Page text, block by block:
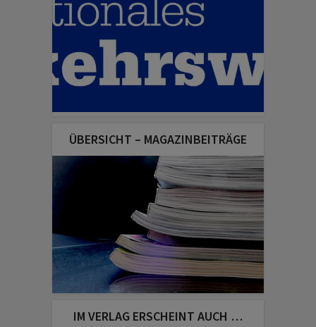
ÜBERSICHT – MAGAZINBEITRÄGE
IM VERLAG ERSCHEINT AUCH …